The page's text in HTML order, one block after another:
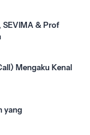
SEVIMA & Prof
Mengaku Kenal
yang